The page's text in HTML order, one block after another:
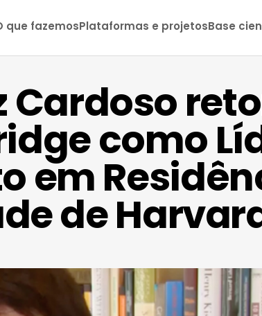
que fazemosPlataformas e projetosBase
Cardoso
como
em
de